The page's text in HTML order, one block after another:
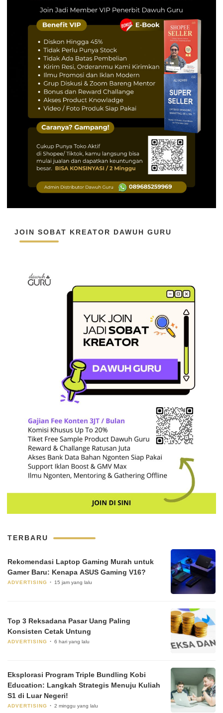
JOIN SOBAT KREATOR DAWUH GURU
TERBARU
Rekomendasi Laptop Gaming Murah untuk
Gamer Baru: Kenapa ASUS Gaming V16?
ADVERTISING 15 jam yang lalu
Top 3 Reksadana Pasar Uang Paling
Konsisten Cetak Untung
ADVERTISING 6 hari yang lalu
Eksplorasi Program Triple Bundling Kobi
Education: Langkah Strategis Menuju Kuliah
S1 di Luar Negeri!
ADVERTISING 2 minggu yang lalu